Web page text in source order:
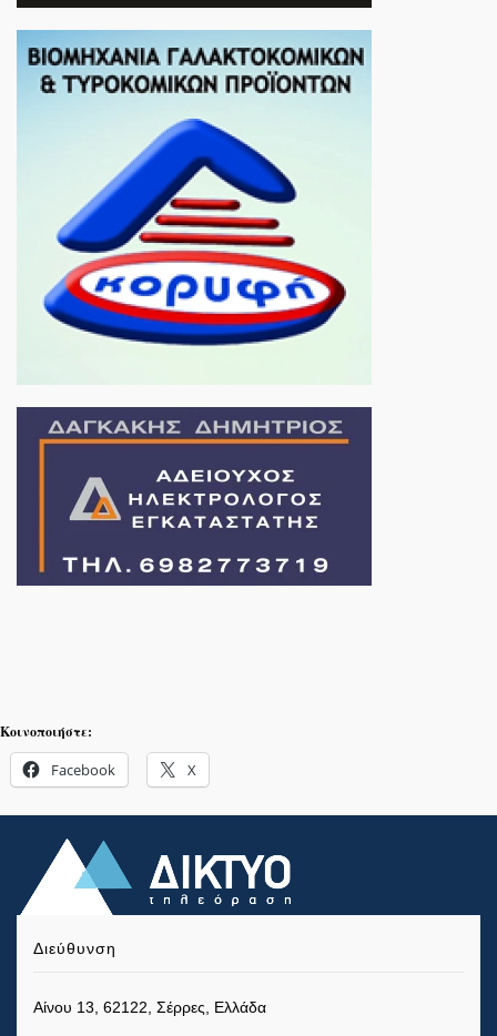
Κοινοποιήστε:
Facebook X
Διεύθυνση
Αίνου 13, 62122, Σέρρες, Ελλάδα